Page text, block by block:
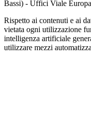
Bassi) - Uffici Viale
Rispetto ai contenuti e ai
vietata ogni utilizzazione
intelligenza artificiale
utilizzare mezzi